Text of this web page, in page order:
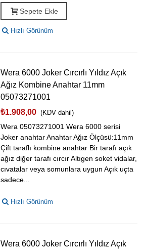
Sepete Ekle
Hızlı Görünüm
Wera 6000 Joker Cırcırlı Yıldız Açık
Ağız Kombine Anahtar 11mm
05073271001
₺1.908,00 (KDV dahil)
Wera 05073271001 Wera 6000 serisi
Joker anahtar Anahtar Ağız Ölçüsü:11mm
Çift taraflı kombine anahtar Bir tarafı açık
ağız diğer tarafı cırcır Altıgen soket vidalar,
cıvatalar veya somunlara uygun Açık uçta
sadece...
Hızlı Görünüm
Wera 6000 Joker Cırcırlı Yıldız Açık